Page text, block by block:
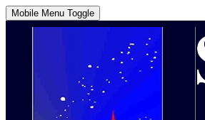
Mobile Menu Toggle